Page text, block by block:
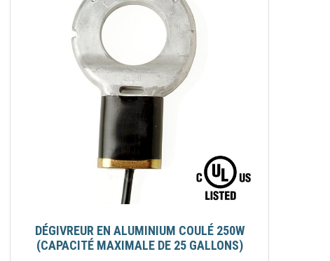
DÉGIVREUR EN ALUMINIUM COULÉ 250W
(CAPACITÉ MAXIMALE DE 25 GALLONS)